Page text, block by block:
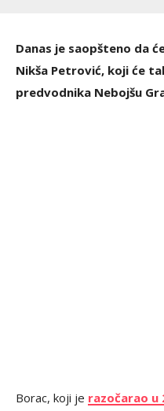
Danas je saopšteno da
Nikša Petrović, koji će
predvodnika Nebojšu
Borac, koji je razočarao u